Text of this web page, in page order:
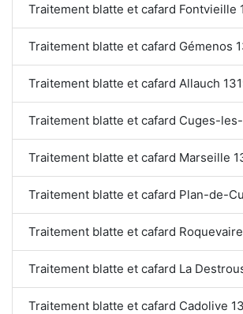
Traitement blatte et cafard Fontvieille
Traitement blatte et cafard Gémenos
Traitement blatte et cafard Allauch
Traitement blatte et cafard Cuges-
Traitement blatte et cafard Marseille
Traitement blatte et cafard Plan-de-
Traitement blatte et cafard
Traitement blatte et cafard La
Traitement blatte et cafard Cadolive